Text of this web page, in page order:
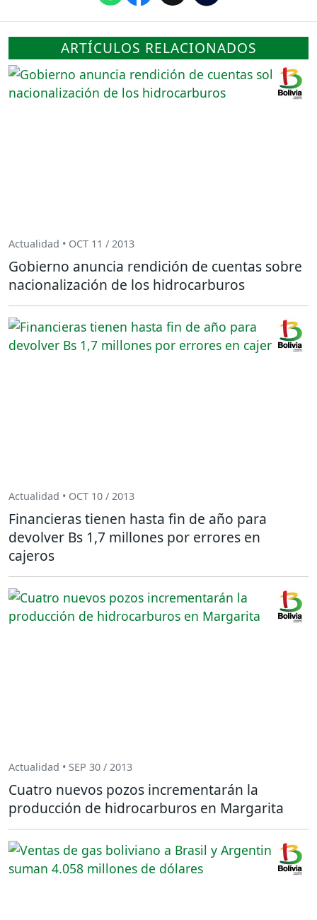
ARTÍCULOS RELACIONADOS
Actualidad • OCT 11 / 2013
Gobierno anuncia rendición de cuentas sobre
nacionalización de los hidrocarburos
Actualidad • OCT 10 / 2013
Financieras tienen hasta fin de año para
devolver Bs 1,7 millones por errores en
cajeros
Actualidad • SEP 30 / 2013
Cuatro nuevos pozos incrementarán la
producción de hidrocarburos en Margarita